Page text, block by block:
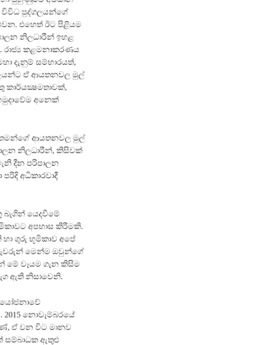
විවිධ පුද්ගලයන්ගේ
එහෙත් ඊට පිළියම
නිලධාරීන් ඉහළ
රාජ්‍ය කළමනාකරණය
දැනුම් සම්භාරයත්,
ඒ ආයතනවල මුල්
කාර්යක්‍ෂමතාවක්,
අනෙක්
තමන්ගේ ආයතනවල මුල්
නිලධාරීන්, කිසිවක්
දීන පරිපාලන
අධිකාරවාදී
බැගින් යෙදවීමේ
අපහාස කිරීමකි.
ගුරු භූමිකාව අපේ
මෙන්ම ඔවුන්ගේ
මේ වෑයම ගැන කිසිම
ඇති නිසාවෙනි.
යෝජනාවේ
නොවැම්බරයේ
ඒ වන විට මානව
සම්බාධක ඇතුළු